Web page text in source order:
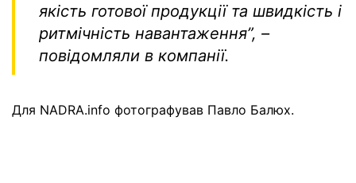
якість готової продукції та швидкість і
ритмічність навантаження”, –
повідомляли в компанії.
Для NADRA.info фотографував Павло Балюх.